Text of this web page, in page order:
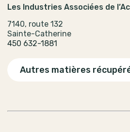
Les Industries Associées de
7140, route 132
Sainte-Catherine
450 632-1881
Autres matières